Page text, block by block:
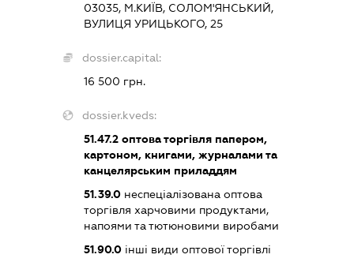
03035, М.КИЇВ, СОЛОМ'ЯНСЬКИЙ,
ВУЛИЦЯ УРИЦЬКОГО, 25
dossier.capital:
16 500 грн.
dossier.kveds:
51.47.2оптова торгівля папером,
картоном, книгами, журналами та
канцелярським приладдям
51.39.0неспеціалізована оптова
торгівля харчовими продуктами,
напоями та тютюновими виробами
51.90.0інші види оптової торгівлі